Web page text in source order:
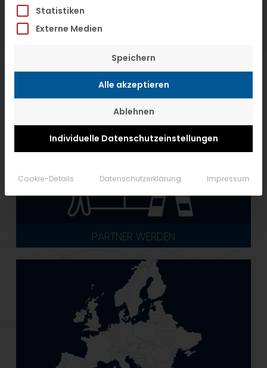
PARTNER WERDEN
Statistiken
Externe Medien
Speichern
Alle akzeptieren
Ablehnen
Individuelle Datenschutzeinstellungen
Cookie-Details Datenschutzerklärung Impressum